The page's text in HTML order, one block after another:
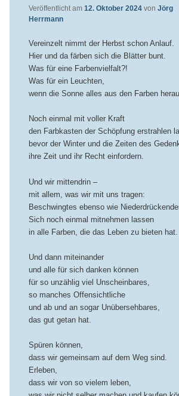
Veröffentlicht am 12. Oktober 2024 von Jörg
Herrmann
Vereinzelt nimmt der Herbst schon Anlauf.
Hier und da färben sich die Blätter bunt.
Was für eine Farbenvielfalt?!
Was für ein Leuchten,
wenn die Sonne alles aus den Farben
Noch einmal mit voller Kraft
den Farbkasten der Schöpfung erstrahlen
bevor der Winter und die Zeiten des
ihre Zeit und ihr Recht einfordern.
Und wir mittendrin –
mit allem, was wir mit uns tragen:
Beschwingtes ebenso wie
Sich noch einmal mitnehmen lassen
in alle Farben, die das Leben zu bieten hat.
Und dann miteinander
und alle für sich danken können
für so unzählig viel Unscheinbares,
so manches Offensichtliche
und ab und an sogar Unübersehbares,
das gut getan hat.
Spüren können,
dass wir gemeinsam auf dem Weg sind.
Erleben,
dass wir von so vielem leben,